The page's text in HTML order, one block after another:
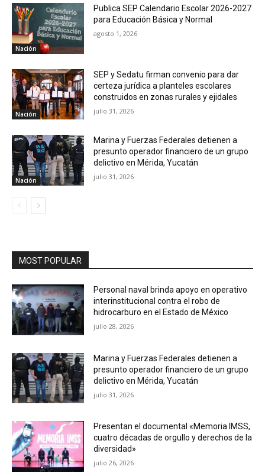
Nación
Publica SEP Calendario Escolar 2026-2027
para Educación Básica y Normal
agosto 1, 2026
Nación
SEP y Sedatu firman convenio para dar
certeza jurídica a planteles escolares
construidos en zonas rurales y ejidales
julio 31, 2026
Nación
Marina y Fuerzas Federales detienen a
presunto operador financiero de un grupo
delictivo en Mérida, Yucatán
julio 31, 2026
MOST POPULAR
Personal naval brinda apoyo en operativo
interinstitucional contra el robo de
hidrocarburo en el Estado de México
julio 28, 2026
Marina y Fuerzas Federales detienen a
presunto operador financiero de un grupo
delictivo en Mérida, Yucatán
julio 31, 2026
Presentan el documental «Memoria IMSS,
cuatro décadas de orgullo y derechos de la
diversidad»
julio 26, 2026